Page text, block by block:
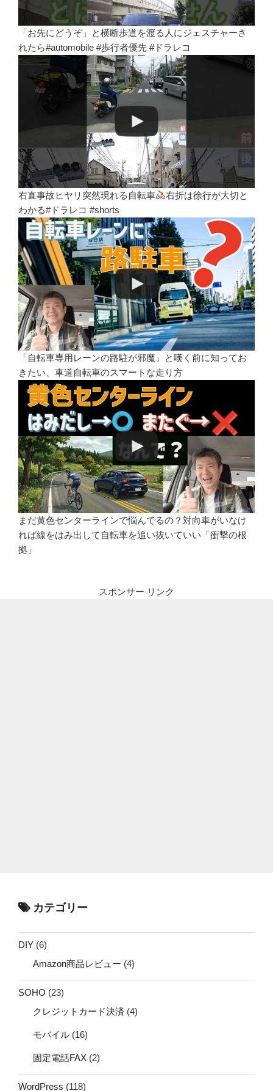
「お先にどうぞ」と横断歩道を渡る人にジェスチャーさ
れたら#automobile #歩行者優先 #ドラレコ
右直事故ヒヤリ突然現れる自転車
右折は徐行が大切と
わかる#ドラレコ #shorts
「自転車専用レーンの路駐が邪魔」と嘆く前に知ってお
きたい、車道自転車のスマートな走り方
まだ黄色センターラインで悩んでるの？対向車がいなけ
れば線をはみ出して自転車を追い抜いていい「衝撃の根
拠」
スポンサー リンク
カテゴリー
DIY (6)
Amazon商品レビュー (4)
SOHO (23)
クレジットカード決済 (4)
モバイル (16)
固定電話FAX (2)
WordPress (118)